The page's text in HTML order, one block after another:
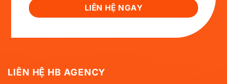
LIÊN HỆ HB AGENCY